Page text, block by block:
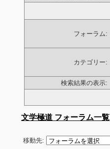
フォーラム:
カテゴリー:
検索結果の表示:
文学極道 フォーラム一覧
移動先: